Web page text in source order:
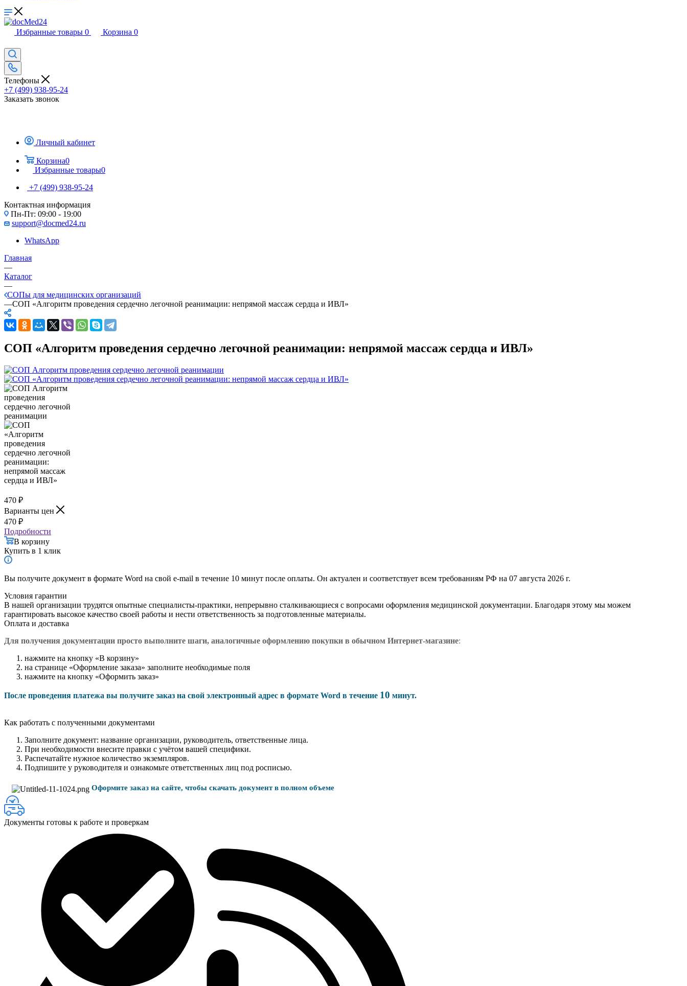
Избранные товары 0 Корзина 0
Телефоны
+7 (499) 938-95-24
Заказать звонок
Личный кабинет
Корзина0
Избранные товары0
+7 (499) 938-95-24
Контактная информация
Пн-Пт: 09:00 - 19:00
support@docmed24.ru
WhatsApp
Главная
—
Каталог
—
СОПы для медицинских организаций
—СОП «Алгоритм проведения сердечно легочной реанимации: непрямой массаж сердца и ИВЛ»
СОП «Алгоритм проведения сердечно легочной реанимации: непрямой массаж сердца и ИВЛ»
470 ₽
Варианты цен
470 ₽
Подробности
В корзину
Купить в 1 клик
Вы получите документ в формате Word на свой e-mail в течение 10 минут после оплаты. Он актуален и соответствует всем требованиям РФ на 07 августа 2026 г.
Условия гарантии
В нашей организации трудятся опытные специалисты-практики, непрерывно сталкивающиеся с вопросами оформления медицинской документации. Благодаря этому мы можем
гарантировать высокое качество своей работы и нести ответственность за подготовленные материалы.
Оплата и доставка
Для получения документации просто выполните шаги, аналогичные оформлению покупки в обычном Интернет-магазине:
нажмите на кнопку «В корзину»
на странице «Оформление заказа» заполните необходимые поля
нажмите на кнопку «Оформить заказ»
После проведения платежа вы получите заказ на свой электронный адрес в формате Word в течение 10 минут.
Как работать с полученными документами
Заполните документ: название организации, руководитель, ответственные лица.
При необходимости внесите правки с учётом вашей специфики.
Распечатайте нужное количество экземпляров.
Подпишите у руководителя и ознакомьте ответственных лиц под росписью.
Оформите заказ на сайте, чтобы скачать документ в полном объеме
Документы готовы к работе и проверкам